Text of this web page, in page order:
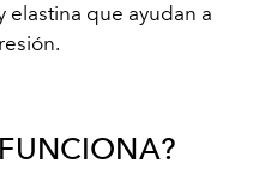
elastina que ayudan a